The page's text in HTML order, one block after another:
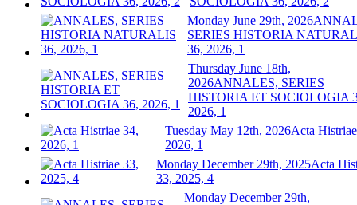
Monday June 29th, 2026
SERIES HISTORIA
36, 2026, 1
Thursday June 18th,
2026ANNALES, SERIES
HISTORIA ET SOCIOLOGIA
2026, 1
Tuesday May 12th, 2026Acta
2026, 1
Monday December 29th, 2025Acta
33, 2025, 4
Monday December 29th,